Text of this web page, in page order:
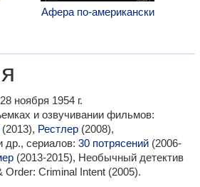
Афера по-американски
ноября 1954 г.
и озвучивании фильмов:
(2013), Рестлер (2008),
др., сериалов: 30 потрясений (2006-
(2013-2015), Необычный детектив
Order: Criminal Intent (2005).